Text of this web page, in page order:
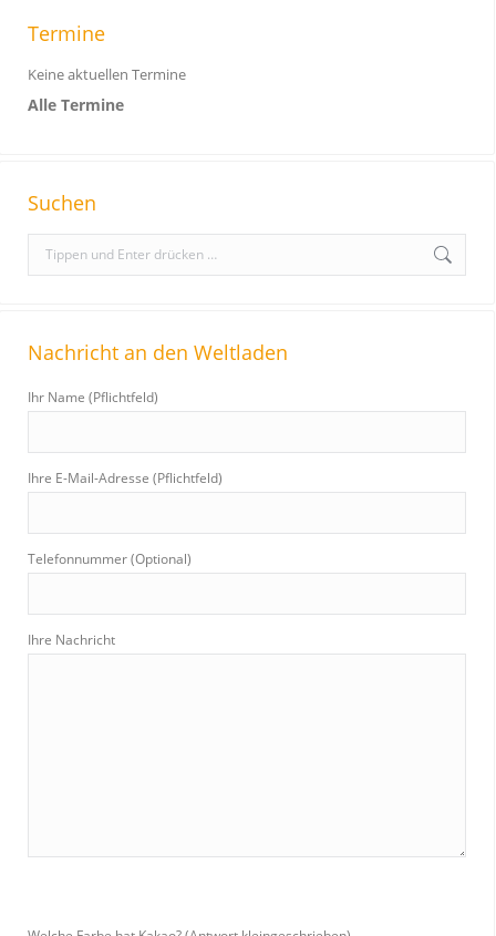
Termine
Keine aktuellen Termine
Alle Termine
Suchen
e
c
:
Nachricht an den Weltladen
Ihr Name (Pflichtfeld)
Ihre E-Mail-Adresse (Pflichtfeld)
Telefonnummer (Optional)
Ihre Nachricht